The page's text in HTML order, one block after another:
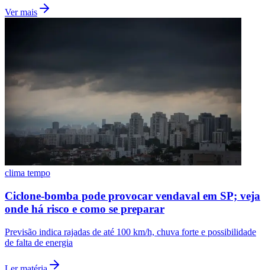
Ver mais
clima tempo
Ciclone-bomba pode provocar vendaval em SP; veja
onde há risco e como se preparar
Previsão indica rajadas de até 100 km/h, chuva forte e possibilidade
de falta de energia